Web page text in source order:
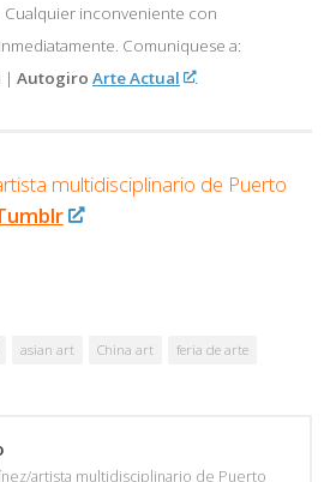
inconveniente con
Comuniquese a:
| Autogiro Arte Actual
multidisciplinario de Puerto
asian art China art feria de arte
artista multidisciplinario de Puerto